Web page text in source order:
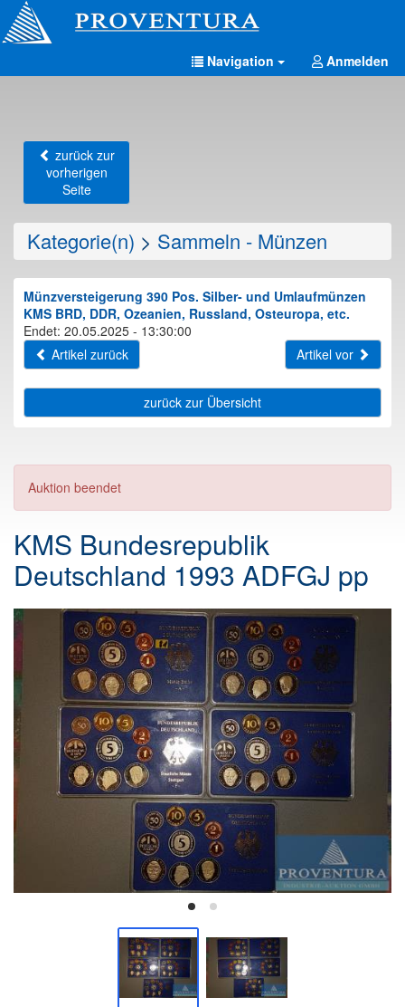
Navigation Anmelden
zurück zur
vorherigen
Seite
Kategorie(n) > Sammeln - Münzen
Münzversteigerung 390 Pos. Silber- und Umlaufmünzen
KMS BRD, DDR, Ozeanien, Russland, Osteuropa, etc.
Endet: 20.05.2025 - 13:30:00
Artikel zurück
Artikel vor
zurück zur Übersicht
Auktion beendet
KMS Bundesrepublik
Deutschland 1993 ADFGJ pp